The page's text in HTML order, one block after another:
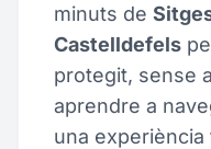
minuts de
Castelldefels
protegit, sense
aprendre a
una experiència